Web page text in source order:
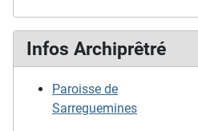
Infos Archiprêtré
Paroisse de
Sarreguemines